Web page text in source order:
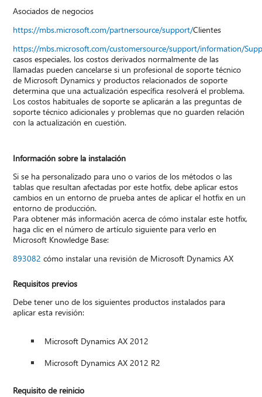
Asociados de negocios
https://mbs.microsoft.com/partnersource/support/Clientes
https://mbs.microsoft.com/customersource/support/information/
casos especiales, los costos derivados normalmente de las
llamadas pueden cancelarse si un profesional de soporte técnico
de Microsoft Dynamics y productos relacionados de soporte
determina que una actualización específica resolverá el problema.
Los costos habituales de soporte se aplicarán a las preguntas de
soporte técnico adicionales y problemas que no guarden relación
con la actualización en cuestión.
Información sobre la instalación
Si se ha personalizado para uno o varios de los métodos o las
tablas que resultan afectadas por este hotfix, debe aplicar estos
cambios en un entorno de prueba antes de aplicar el hotfix en un
entorno de producción.
Para obtener más información acerca de cómo instalar este hotfix,
haga clic en el número de artículo siguiente para verlo en
Microsoft Knowledge Base:
893082 cómo instalar una revisión de Microsoft Dynamics AX
Requisitos previos
Debe tener uno de los siguientes productos instalados para
aplicar esta revisión:
Microsoft Dynamics AX 2012
Microsoft Dynamics AX 2012 R2
Requisito de reinicio